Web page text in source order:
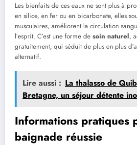
Les bienfaits de ces eaux ne sont plus à
en silice, en fer ou en bicarbonate, elles
musculaires, améliorent la circulation
l’esprit. C’est une forme de soin naturel,
gratuitement, qui séduit de plus en plus
alternatif.
Lire aussi : La thalasso de
Bretagne, un séjour détente
Informations pratiques
baignade réussie